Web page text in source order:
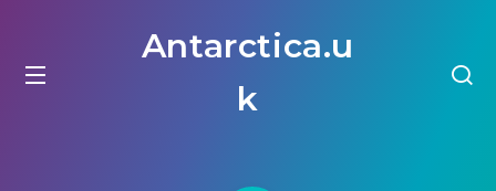
Antarctica.u
k